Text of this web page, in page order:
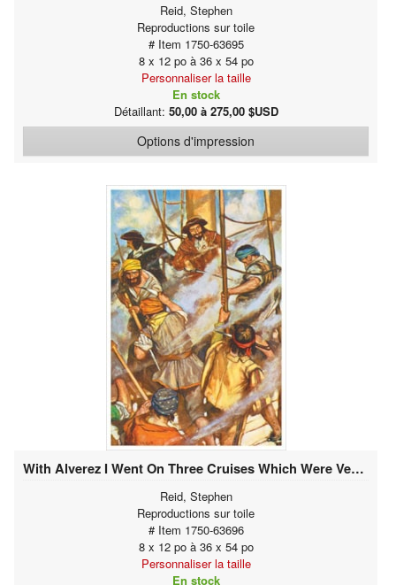
Reid, Stephen
Reproductions sur toile
# Item 1750-63695
8 x 12 po à 36 x 54 po
Personnaliser la taille
En stock
Détaillant: 50,00 à 275,00 $USD
Options d'impression
With Alverez I Went On Three Cruises Which Were Very Successful
Reid, Stephen
Reproductions sur toile
# Item 1750-63696
8 x 12 po à 36 x 54 po
Personnaliser la taille
En stock